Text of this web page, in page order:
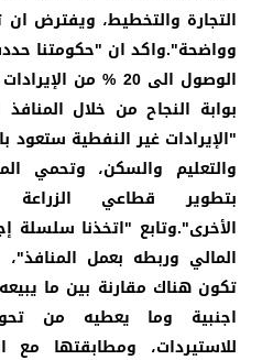
التجارة والتخطيط، ويفترض
وواضحة".واكد ان "حكومتنا
الوصول الى 20 % من
بوابة النجاح من خلال
"الإيرادات غير النفطية
والتعليم والسكن، وتحمي
بتطوير قطاعي الزراعة
الأخرى".وتابع "اتخذنا سلسلة
المالي وربطه بعمل
تكون هناك مقارنة بين ما
اجنبية وما يعطيه من
للاستيردات، ومطابقتها